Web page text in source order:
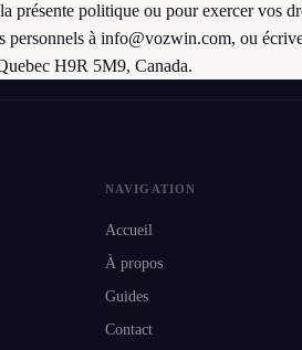
présente politique ou pour exercer vos
personnels à info@vozwin.com, ou
H9R 5M9, Canada.
NAVIGATION
Accueil
À propos
Guides
Contact